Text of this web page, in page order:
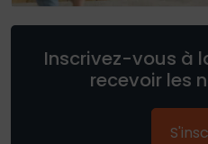
Inscrivez-vous à
recevoir les